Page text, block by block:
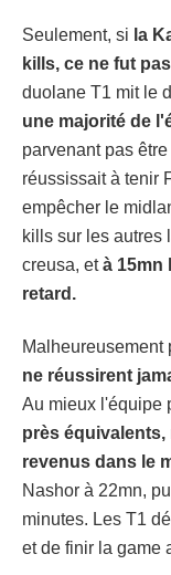
Seulement, si la
kills, ce ne fut
duolane T1 mit le
une majorité de
parvenant pas
réussissait à tenir
empêcher le
kills sur les autres
creusa, età 15mn
retard.
Malheureusement
ne réussirent
Au mieux l'équipe
près équivalents,
revenus dans le
Nashor à 22mn,
minutes. Les T1
et de finir la game